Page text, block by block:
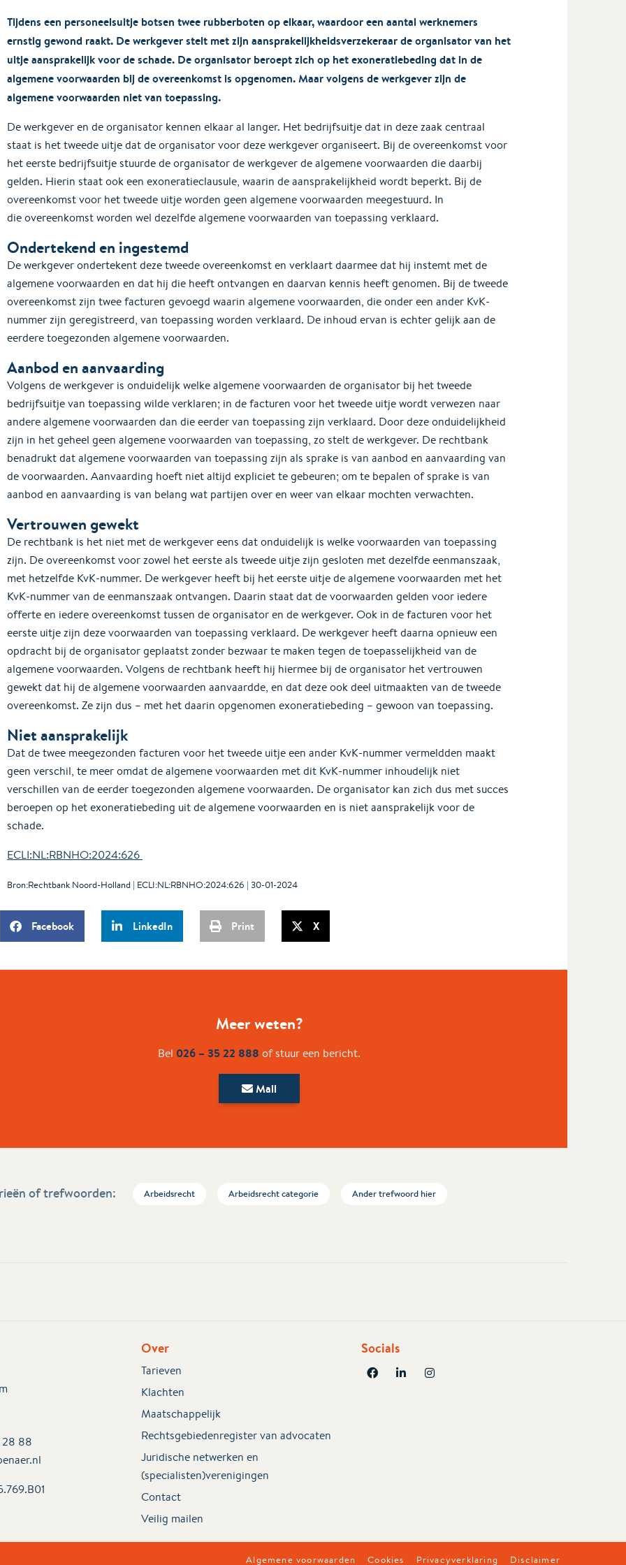
Tijdens een personeelsuitje botsen twee rubberboten op elkaar, waardoor een aantal werknemers
ernstig gewond raakt. De werkgever stelt met zijn aansprakelijkheidsverzekeraar de organisator van het
uitje aansprakelijk voor de schade. De organisator beroept zich op het exoneratiebeding dat in de
algemene voorwaarden bij de overeenkomst is opgenomen. Maar volgens de werkgever zijn de
algemene voorwaarden niet van toepassing.
De werkgever en de organisator kennen elkaar al langer. Het bedrijfsuitje dat in deze zaak centraal
staat is het tweede uitje dat de organisator voor deze werkgever organiseert. Bij de overeenkomst voor
het eerste bedrijfsuitje stuurde de organisator de werkgever de algemene voorwaarden die daarbij
gelden. Hierin staat ook een exoneratieclausule, waarin de aansprakelijkheid wordt beperkt. Bij de
overeenkomst voor het tweede uitje worden geen algemene voorwaarden meegestuurd. In
die overeenkomst worden wel dezelfde algemene voorwaarden van toepassing verklaard.
Ondertekend en ingestemd
De werkgever ondertekent deze tweede overeenkomst en verklaart daarmee dat hij instemt met de
algemene voorwaarden en dat hij die heeft ontvangen en daarvan kennis heeft genomen. Bij de tweede
overeenkomst zijn twee facturen gevoegd waarin algemene voorwaarden, die onder een ander KvK-
nummer zijn geregistreerd, van toepassing worden verklaard. De inhoud ervan is echter gelijk aan de
eerdere toegezonden algemene voorwaarden.
Aanbod en aanvaarding
Volgens de werkgever is onduidelijk welke algemene voorwaarden de organisator bij het tweede
bedrijfsuitje van toepassing wilde verklaren; in de facturen voor het tweede uitje wordt verwezen naar
andere algemene voorwaarden dan die eerder van toepassing zijn verklaard. Door deze onduidelijkheid
zijn in het geheel geen algemene voorwaarden van toepassing, zo stelt de werkgever. De rechtbank
benadrukt dat algemene voorwaarden van toepassing zijn als sprake is van aanbod en aanvaarding van
de voorwaarden. Aanvaarding hoeft niet altijd expliciet te gebeuren; om te bepalen of sprake is van
aanbod en aanvaarding is van belang wat partijen over en weer van elkaar mochten verwachten.
Vertrouwen gewekt
De rechtbank is het niet met de werkgever eens dat onduidelijk is welke voorwaarden van toepassing
zijn. De overeenkomst voor zowel het eerste als tweede uitje zijn gesloten met dezelfde eenmanszaak,
met hetzelfde KvK-nummer. De werkgever heeft bij het eerste uitje de algemene voorwaarden met het
KvK-nummer van de eenmanszaak ontvangen. Daarin staat dat de voorwaarden gelden voor iedere
offerte en iedere overeenkomst tussen de organisator en de werkgever. Ook in de facturen voor het
eerste uitje zijn deze voorwaarden van toepassing verklaard. De werkgever heeft daarna opnieuw een
opdracht bij de organisator geplaatst zonder bezwaar te maken tegen de toepasselijkheid van de
algemene voorwaarden. Volgens de rechtbank heeft hij hiermee bij de organisator het vertrouwen
gewekt dat hij de algemene voorwaarden aanvaardde, en dat deze ook deel uitmaakten van de tweede
overeenkomst. Ze zijn dus – met het daarin opgenomen exoneratiebeding – gewoon van toepassing.
Niet aansprakelijk
Dat de twee meegezonden facturen voor het tweede uitje een ander KvK-nummer vermeldden maakt
geen verschil, te meer omdat de algemene voorwaarden met dit KvK-nummer inhoudelijk niet
verschillen van de eerder toegezonden algemene voorwaarden. De organisator kan zich dus met succes
beroepen op het exoneratiebeding uit de algemene voorwaarden en is niet aansprakelijk voor de
schade.
ECLI:NL:RBNHO:2024:626
Bron:Rechtbank Noord-Holland | ECLI:NL:RBNHO:2024:626 | 30-01-2024
Facebook LinkedIn Print X
Meer weten?
Bel 026 – 35 22 888 of stuur een bericht.
Mail
of trefwoorden: Arbeidsrecht Arbeidsrecht categorie Ander trefwoord hier
28 88
Over
Tarieven
Klachten
Maatschappelijk
Rechtsgebiedenregister van advocaten
Juridische netwerken en
(specialisten)verenigingen
Contact
Veilig mailen
Socials
Algemene voorwaarden Cookies Privacyverklaring Disclaimer